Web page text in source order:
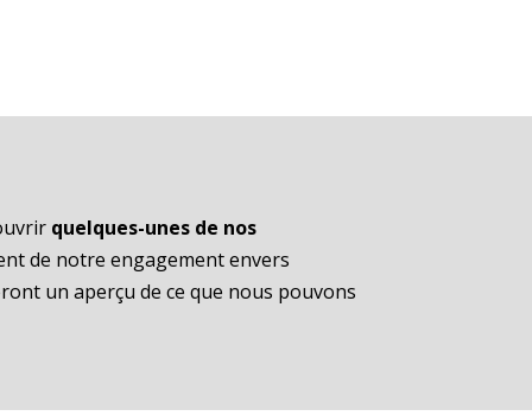
quelques-unes de nos
de notre engagement envers
un aperçu de ce que nous pouvons